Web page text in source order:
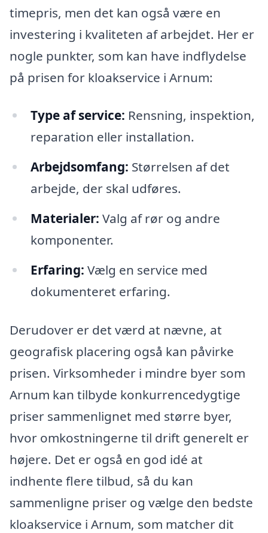
timepris, men det kan også være en
investering i kvaliteten af arbejdet. Her er
nogle punkter, som kan have indflydelse
på prisen for kloakservice i Arnum:
Type af service: Rensning, inspektion,
reparation eller installation.
Arbejdsomfang: Størrelsen af det
arbejde, der skal udføres.
Materialer: Valg af rør og andre
komponenter.
Erfaring: Vælg en service med
dokumenteret erfaring.
Derudover er det værd at nævne, at
geografisk placering også kan påvirke
prisen. Virksomheder i mindre byer som
Arnum kan tilbyde konkurrencedygtige
priser sammenlignet med større byer,
hvor omkostningerne til drift generelt er
højere. Det er også en god idé at
indhente flere tilbud, så du kan
sammenligne priser og vælge den bedste
kloakservice i Arnum, som matcher dit